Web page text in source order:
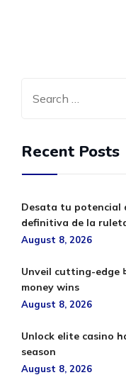
Recent Posts
Desata tu potencial
definitiva de la
August 8, 2026
Unveil cutting-edge
money wins
August 8, 2026
Unlock elite casino
season
August 8, 2026